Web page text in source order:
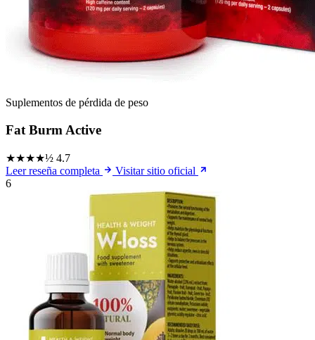
Suplementos de pérdida de peso
Fat Burm Active
★★★★½ 4.7
Leer reseña completa
Visitar sitio oficial
6